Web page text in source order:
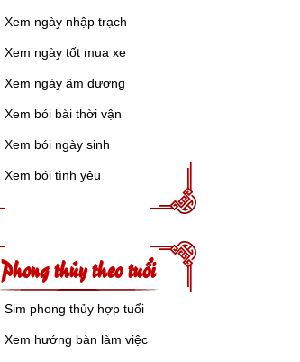
Xem ngày nhập trạch
Xem ngày tốt mua xe
Xem ngày âm dương
Xem bói bài thời vận
Xem bói ngày sinh
Xem bói tình yêu
Phong thủy theo tuổi
Sim phong thủy hợp tuổi
Xem hướng bàn làm việc